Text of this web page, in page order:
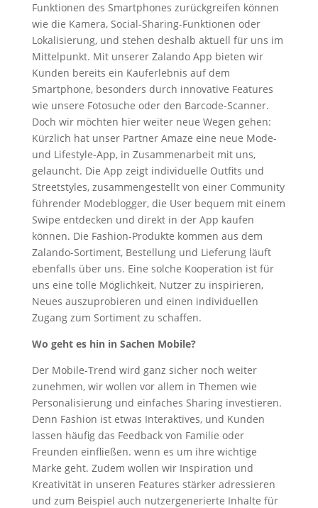
Funktionen des Smartphones zurückgreifen können
wie die Kamera, Social-Sharing-Funktionen oder
Lokalisierung, und stehen deshalb aktuell für uns im
Mittelpunkt. Mit unserer Zalando App bieten wir
Kunden bereits ein Kauferlebnis auf dem
Smartphone, besonders durch innovative Features
wie unsere Fotosuche oder den Barcode-Scanner.
Doch wir möchten hier weiter neue Wegen gehen:
Kürzlich hat unser Partner Amaze eine neue Mode-
und Lifestyle-App, in Zusammenarbeit mit uns,
gelauncht. Die App zeigt individuelle Outfits und
Streetstyles, zusammengestellt von einer Community
führender Modeblogger, die User bequem mit einem
Swipe entdecken und direkt in der App kaufen
können. Die Fashion-Produkte kommen aus dem
Zalando-Sortiment, Bestellung und Lieferung läuft
ebenfalls über uns. Eine solche Kooperation ist für
uns eine tolle Möglichkeit, Nutzer zu inspirieren,
Neues auszuprobieren und einen individuellen
Zugang zum Sortiment zu schaffen.
Wo geht es hin in Sachen Mobile?
Der Mobile-Trend wird ganz sicher noch weiter
zunehmen, wir wollen vor allem in Themen wie
Personalisierung und einfaches Sharing investieren.
Denn Fashion ist etwas Interaktives, und Kunden
lassen häufig das Feedback von Familie oder
Freunden einfließen. wenn es um ihre wichtige
Marke geht. Zudem wollen wir Inspiration und
Kreativität in unseren Features stärker adressieren
und zum Beispiel auch nutzergenerierte Inhalte für